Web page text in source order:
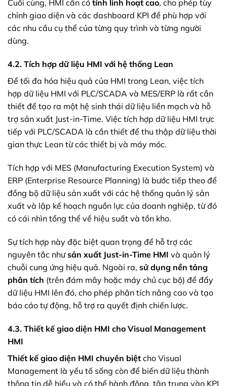
Cuối cùng, HMI cần có tính linh hoạt cao, cho phép tùy
chỉnh giao diện và các dashboard KPI để phù hợp với
các nhu cầu cụ thể của từng quy trình và từng người
dùng.
4.2. Tích hợp dữ liệu HMI với hệ thống Lean
Để tối đa hóa hiệu quả của HMI trong Lean, việc tích
hợp dữ liệu HMI với PLC/SCADA và MES/ERP là rất cần
thiết để tạo ra một hệ sinh thái dữ liệu liền mạch và hỗ
trợ sản xuất Just-in-Time. Việc tích hợp dữ liệu HMI trực
tiếp với PLC/SCADA là cần thiết để thu thập dữ liệu thời
gian thực Lean từ các thiết bị và máy móc.
Tích hợp với MES (Manufacturing Execution System) và
ERP (Enterprise Resource Planning) là bước tiếp theo để
đồng bộ dữ liệu sản xuất với các hệ thống quản lý sản
xuất và lập kế hoạch nguồn lực của doanh nghiệp, từ đó
có cái nhìn tổng thể về hiệu suất và tồn kho.
Sự tích hợp này đặc biệt quan trọng để hỗ trợ các
nguyên tắc nhưsản xuất Just-in-Time HMI và quản lý
chuỗi cung ứng hiệu quả. Ngoài ra, sử dụng nền tảng
phân tích (trên đám mây hoặc máy chủ cục bộ) để đẩy
dữ liệu HMI lên đó, cho phép phân tích nâng cao và tạo
báo cáo tự động, hỗ trợ ra quyết định chiến lược.
4.3. Thiết kế giao diện HMI cho Visual Management
HMI
Thiết kế giao diện HMI chuyên biệt cho Visual
Management là yếu tố sống còn để biến dữ liệu thành
thông tin dễ hiểu và có thể hành động, tập trung vào KPI